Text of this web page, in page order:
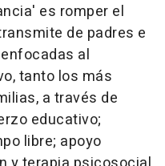
es romper el
de padres e
al
tanto los más
a través de
educativo;
libre; apoyo